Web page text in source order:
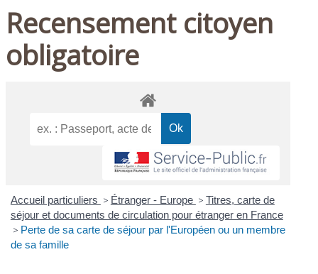
Recensement citoyen
obligatoire
Accueil particuliers > Étranger - Europe > Titres, carte de
séjour et documents de circulation pour étranger en France
> Perte de sa carte de séjour par l'Européen ou un membre
de sa famille